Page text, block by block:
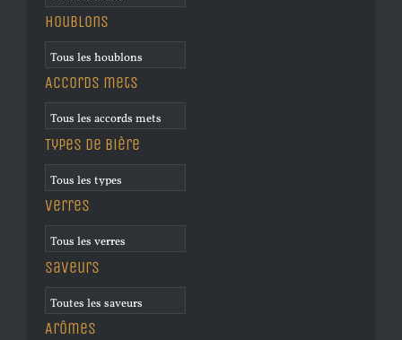
Houblons
Accords mets
Types de bière
Verres
Saveurs
Arômes